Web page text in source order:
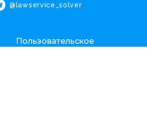
Пользовательское
@lawservice_solver